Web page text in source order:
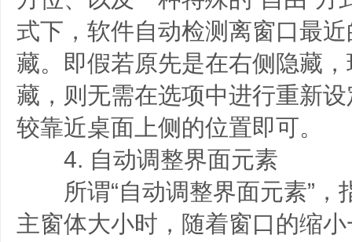
式下，软件自动检测离窗口最
藏。即假若原先是在右侧隐藏
藏，则无需在选项中进行重新
较靠近桌面上侧的位置即可。
4. 自动调整界面元素
所谓“自动调整界面元素”，
主窗体大小时，随着窗口的缩